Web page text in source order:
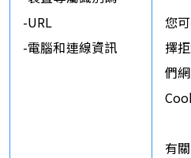
-URL
-電腦和連線資訊
您
擇
們
有